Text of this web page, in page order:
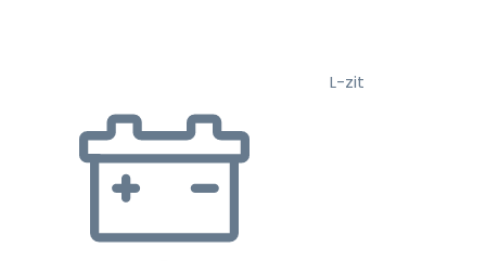
L-zit